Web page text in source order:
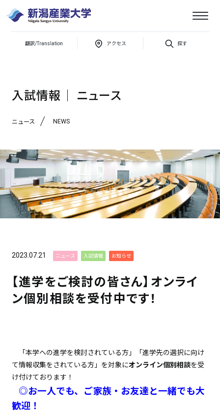
翻訳/Translation アクセス 探す
産業
【進学をご検討の皆さん】オンライン個別相談を受付中です！
入試情報│ ニュース
ニュース NEWS
2023.07.21 ニュース 入試情報 お知らせ
【進学をご検討の皆さん】オンライ
ン個別相談を受付中です！
「本学への進学を検討されている方」「進学先の選択に向け
て情報収集をされている方」を対象にオンライン個別相談を受
け付けております！
◎お一人でも、ご家族・お友達と一緒でも大
歓迎！